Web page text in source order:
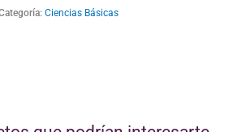
Ciencias Básicas